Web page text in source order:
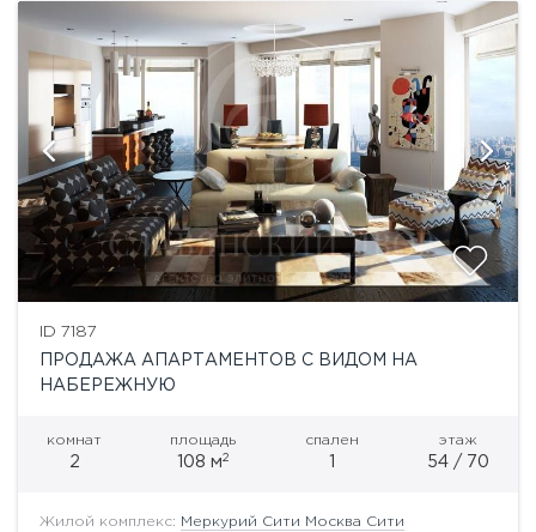
ID 7187
ПРОДАЖА АПАРТАМЕНТОВ С ВИДОМ НА
НАБЕРЕЖНУЮ
комнат
2
площадь
108 м2
спален
1
этаж
54 / 70
Жилой комплекс: Меркурий Сити Москва Сити